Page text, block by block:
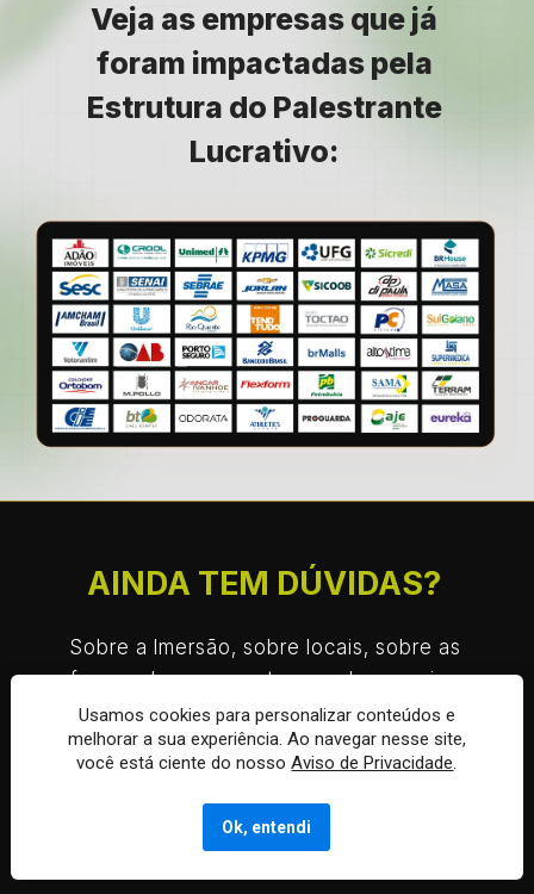
Veja as empresas que já
foram impactadas pela
Estrutura do Palestrante
Lucrativo:
AINDA TEM DÚVIDAS?
Sobre a Imersão, sobre locais, sobre as
formas de pagamento... qualquer coisa.
Nosso time de atendimento está
pronto pra te ajudar agora mesmo.
QUERO UM ATENDIMENTO VIP
Usamos cookies para personalizar conteúdos e
melhorar a sua experiência. Ao navegar nesse site,
você está ciente do nossoAviso de Privacidade.
Ok, entendi